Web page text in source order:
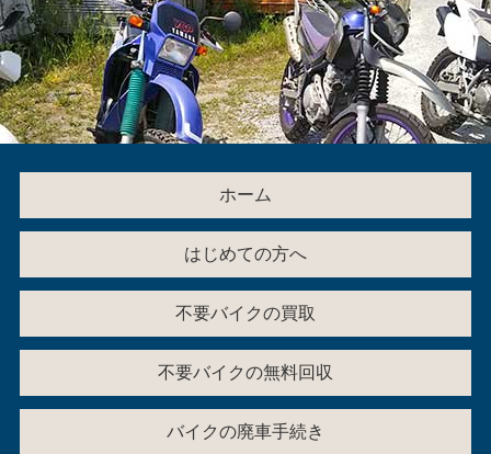
ホーム
はじめての方へ
不要バイクの買取
不要バイクの無料回収
バイクの廃車手続き